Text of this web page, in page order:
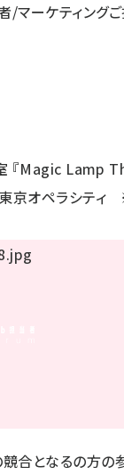
マーケティング
Magic Lamp
京オペラシテ
合となるの方の